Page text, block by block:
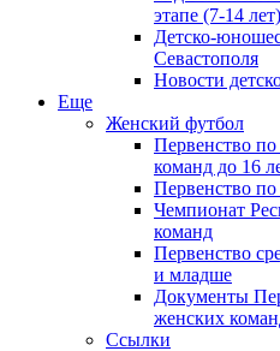
этапе (7-14
Детско-
Севастополя
Новости
Еще
Женский футбол
Первенство
команд до 16
Первенство
Чемпионат
команд
Первенство
и младше
Документы
женских
Ссылки